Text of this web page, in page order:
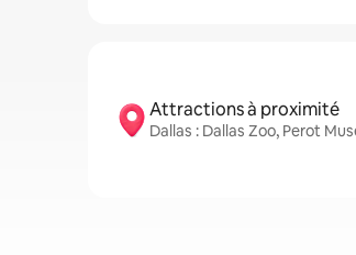
Attractions à proximité
Dallas : Dallas Zoo, Perot